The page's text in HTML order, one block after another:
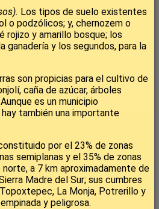
Los tipos de suelo existentes
o podzólicos; y, chernozem o
rojizo y amarillo bosque; los
ganadería y los segundos, para la
son propicias para el cultivo de
caña de azúcar, árboles
es un municipio
también una importante
por el 23% de zonas
semiplanas y el 35% de zonas
a 7 km aproximadamente de
Madre del Sur; sus cumbres
La Monja, Potrerillo y
y peligrosa.